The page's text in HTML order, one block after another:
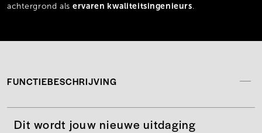
achtergrond alservaren kwaliteitsingenieurs
FUNCTIEBESCHRIJVING
Dit wordt jouw nieuwe uitdaging